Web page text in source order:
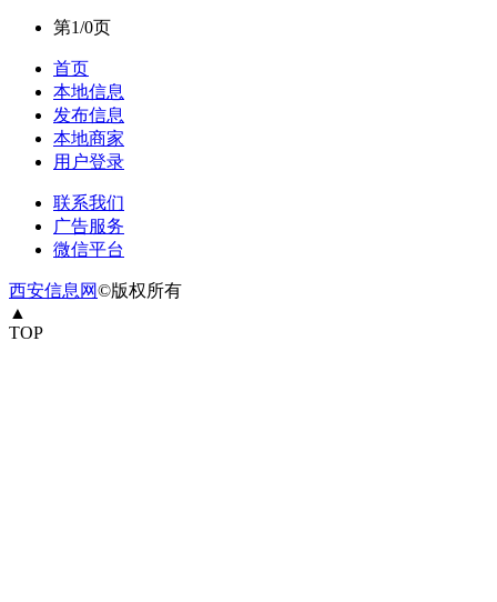
第1/0页
首页
本地信息
发布信息
本地商家
用户登录
联系我们
广告服务
微信平台
西安信息网©版权所有
▲
TOP